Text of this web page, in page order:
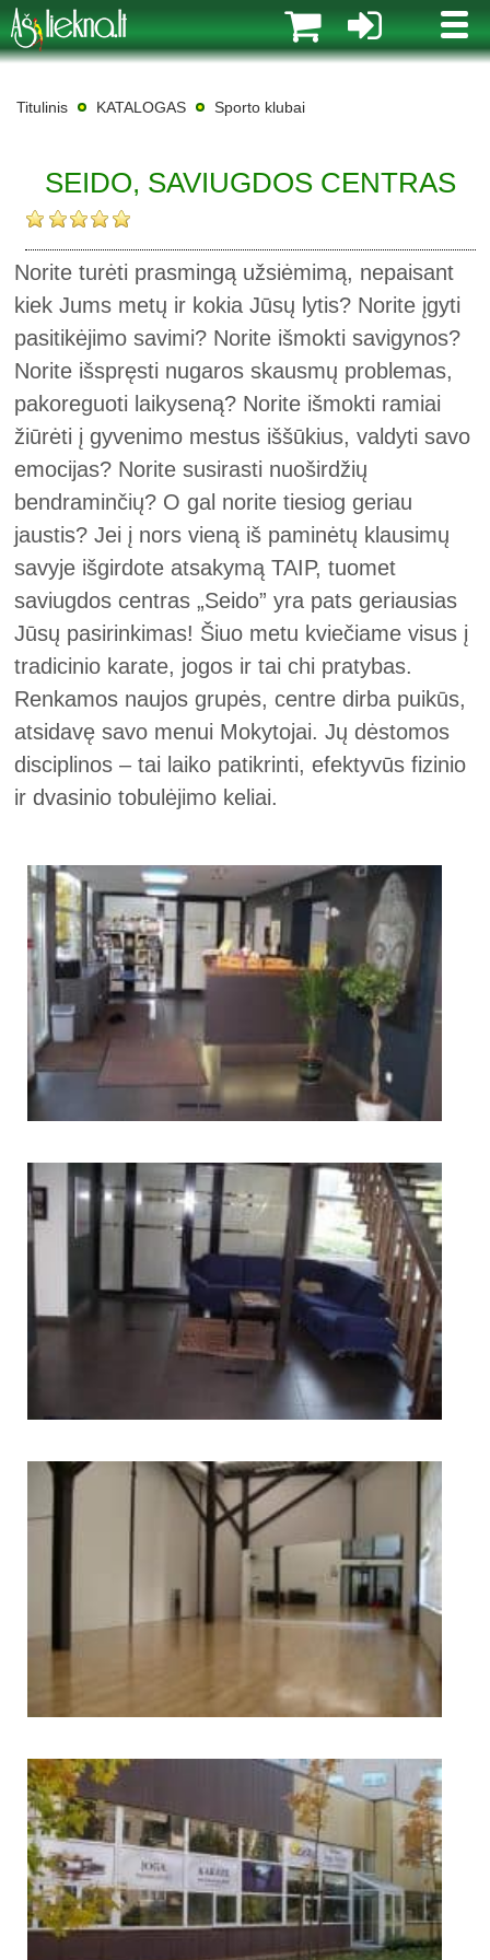
MENIU
Titulinis KATALOGAS Sporto klubai
SEIDO, SAVIUGDOS CENTRAS
Norite turėti prasmingą užsiėmimą, nepaisant
kiek Jums metų ir kokia Jūsų lytis? Norite įgyti
pasitikėjimo savimi? Norite išmokti savigynos?
Norite išspręsti nugaros skausmų problemas,
pakoreguoti laikyseną? Norite išmokti ramiai
žiūrėti į gyvenimo mestus iššūkius, valdyti savo
emocijas? Norite susirasti nuoširdžių
bendraminčių? O gal norite tiesiog geriau
jaustis? Jei į nors vieną iš paminėtų klausimų
savyje išgirdote atsakymą TAIP, tuomet
saviugdos centras „Seido” yra pats geriausias
Jūsų pasirinkimas! Šiuo metu kviečiame visus į
tradicinio karate, jogos ir tai chi pratybas.
Renkamos naujos grupės, centre dirba puikūs,
atsidavę savo menui Mokytojai. Jų dėstomos
disciplinos – tai laiko patikrinti, efektyvūs fizinio
ir dvasinio tobulėjimo keliai.